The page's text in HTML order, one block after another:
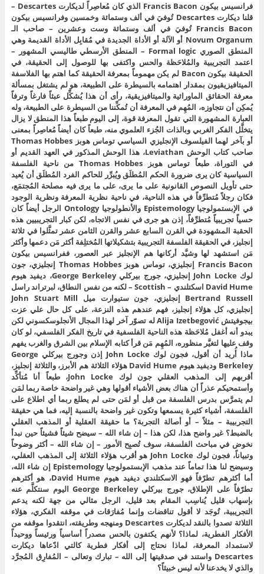
فرانسيس بيكون Francis Bacon الذي كان مُعاصِراً لديكارت Descartes –
قلنا ديكارت Descartes تُوفيَ في ألف وستمائة وخمسين وفرانسيس بيكون
Francis Bacon تُوفيَ في ألف وستمائة وست وعشرين – صاحب الـ
Novum Organum أو الآلة أو الأداة الجديدة في مُقابِل الأداة القديمة وهي
المنطق الصوري Formal logic – المنطق الأرسطي طاليسي المشهور –
اعتمد التجريبية والمُلاحَظة والحس واكتفى بها للوصول إلى الحقيقة، في
الحقيقة بيكون Bacon لم يكن مهموماً بمعرفة الحقيقة كما اهتم بها الفلاسفة
الميتافيزيقيون بمقدار اهتمامه بالسيطرة على الطبيعة، هو لم يشتغل بمسألة
معرفة الحقائق الماورائية والميتافيزيقية، رأى أن هذا يُشكِّل عبثاً فارغاً وترفاً
يُمكِن أن نتجاوزه، المُهِم في المعرفة أن تُمكِّننا من السيطرة على الطبيعة، وله
العبارة المشهورة التي تقول المعرفة قوة، إلى اليوم طبعاً هذا المنطق لا يزال
يتخلَّل الفكر الغربي وبالذات الجُزء العلموي منه، طبعاً كان أيضاً مُعاصِراً بمعنى
أو بآخر لهما الفيلسوف الإنجليزي السياسي توماس هوبز Thomas Hobbes
صاحب كتاب الوحش Leviathan، هذا الوحش المذكور في العهد القديم أو
في التوراة، طبعاً توماس هوبز Thomas Hobbes من ناحية الفلسفة
السياسية كان يرى ضرورة الحكم المُطلَق ويُبرِّر للحاكم الفرد المُطلَق أن يُعيد
حتى تأويل النصوص القانونية على ما يرى، على ما يرى فيه مصلحة المُجتمَع،
فكان رجلاً مُتطرِّفاً في هذه الناحية، في ناحية نظرية المعرفة ونظرية الوجود
في الإبستمولوجيا Epistemology والأنطولوجيا Ontology الرجل أيضاً كان
حسياً تجريبياً مُتطرِّفاً، إذن هو جرى في نفس الاتجاه، لكن كبار التجريبيين هذه
الحقبة المشهودة في القرن السابع عشر والقرن الثامن عشر تمثَّلوا في ثلاثة
إنجليز، في الحقيقة الفلسفة التجريبية بتشكيلاتها المُختلِفة أكثر مَن دعمها وأكثر
مَن استشهد لها وشيَّد أركانها هم الإنجليز عبر العصور، ففرانسيس بيكون
Francis Bacon إنجليزي، توماس هوبز Thomas Hobbes إنجليزي، جون
لوك John Locke إنجليزي، جورج بيركلي George Berkeley، ديفيد هيوم
David Hume اسكتلندي – Scottish – لكنه من نفس النطاق، لبرتراند راسل
Bertrand Russell إنجليزي، جون ستيوارت ميل John Stuart Mill
إنجليزي، كل هؤلاء إنجليز، فهم عندهم هذه النزعة، على كل حال علي عزت
بيجوفيتش Alija Izetbegović له تصوّر آخر لهذا المجال الأنجلوسكسوني لكن
يبدو أنه أغفل مُلاحَظة هذه الناحية الفلسفية في تاريخ الفكر الفلسفي، لو كان
وقف عليها لتغيَّر منظوره، المُهِم مَن قرأ كتابه الإسلام بين الشرق والغرب يفهم
ماذا أُريد أن أقول، فجون لوك John Locke إذن وجورج بيركلي George
Berkeley وديفيد هيوم David Hume هؤلاء الثلاثة هم الأبرز، والثلاثة إنجليز،
أقربهم إلى المذهب العقلي جون لوك John Locke، طبعاً أنا مُتأكِّد
وأستمحيكم عذراً أن هناك بعض الأشياء أقولها وهي غير واضحة خاصة ربما لمَن
لم يتمرَّس بدرس الفلسفة من قبل أو لمَن حتى لم يطلع ربما أي اطلاع على
الفلسفة، أشياء كثيرة يسمعها وتكون غير واضحة بالنسبة إليه، فما هي حقيقة
التجربيبة – مثلاً – أو أصالة التجربة؟ ما حقيقة العقلية أو المذهب العقلي
بالضبط؟ غير واضح هذا، لكن هذا – إن شاء الله – سيضح شيئاً فشيئاً حين نبدأ
نخوض في مباحث الفلسفة، سوف تُصبِح الأمور – إن شاء الله – أكثر وضوحاً
وتبياناً، فجون لوك John Locke هو أقرب هؤلاء الثلاثة إلى المذهب العقلي،
وسيضح لنا هذا تماماً عند مذهب الإبستمولوجيا Epistemology إن شاء الله،
أما أكثرهم تطرّفاً فهو الاسكتلندي ديفيد هيوم David Hume، هو أكثرهم
تطرّفاً على الإطلاق، جورج بيركلي George Berkeley اليوم سنتكلَّم عنه
بإسهاب قليل يُناسِب المقام بعد قليل، الرجل مثالي من جهة لكنه يدعم
التجريبية، تُوجَد لا أقول تناقضات وإنما مُفارَقات في موقفه الفكري، هؤلاء
الثلاثة تصدوا بالنقد لديكارت Descartes ومنهجه وطريقته، انتقدوا موقفه من
الأفكار الفطرية، لماذا؟ لأنهم يكتفون بالحس مصدراً أساسياً ورئيساً ووحيداً
لاستمداد المعرفة، لماذا نحتاج إلى أفكار فطرية كالتي ادّعاها ديكارت
Descartes واستند في صدقيتها إلى الله – تبارك وتعالى – المُفارِق المُجرَّد
والذي لا يخدعنا لأنه ليس خبيثاً؟